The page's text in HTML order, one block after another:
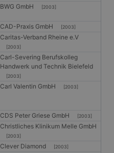
BWG GmbH [2003]
CAD-Praxis GmbH [2003]
Caritas-Verband Rheine e.V
[2003]
Carl-Severing Berufskolleg
Handwerk und Technik Bielefeld
[2003]
Carl Valentin GmbH [2003]
CDS Peter Griese GmbH [2003]
Christliches Klinikum Melle GmbH
[2003]
Clever Diamond [2003]